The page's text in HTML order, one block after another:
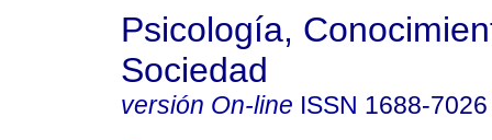
Psicología,
Sociedad
versión On-line ISSN 1688-7026